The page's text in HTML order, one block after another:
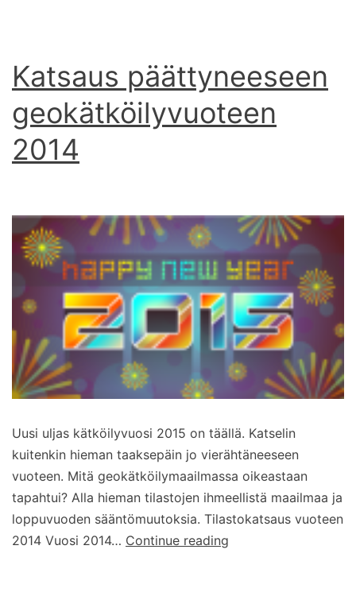
Katsaus päättyneeseen
geokätköilyvuoteen
2014
Uusi uljas kätköilyvuosi 2015 on täällä. Katselin
kuitenkin hieman taaksepäin jo vierähtäneeseen
vuoteen. Mitä geokätköilymaailmassa oikeastaan
tapahtui? Alla hieman tilastojen ihmeellistä maailmaa ja
loppuvuoden sääntömuutoksia. Tilastokatsaus vuoteen
2014 Vuosi 2014… Continue reading